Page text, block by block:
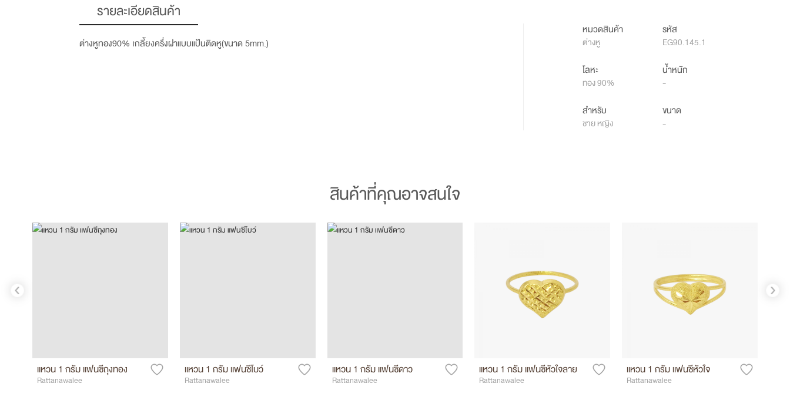
รายละเอียดสินค้า
ต่างหูทอง90% เกลี้ยงครึ่งฝาแบบแป้นติดหู(ขนาด 5mm.)
หมวดสินค้า
ต่างหู
โลหะ
ทอง 90%
สำหรับ
ชาย หญิง
รหัส
EG90.145.1
น้ำหนัก
-
ขนาด
-
สินค้าที่คุณอาจสนใจ
แหวน 1 กรัม แฟนซีถุงทอง
Rattanawalee
แหวน 1 กรัม แฟนซีโบว์
Rattanawalee
แหวน 1 กรัม แฟนซีดาว
Rattanawalee
แหวน 1 กรัม แฟนซีหัวใจลาย
Rattanawalee
แหวน 1 กรัม แฟนซีหัวใจ
Rattanawalee